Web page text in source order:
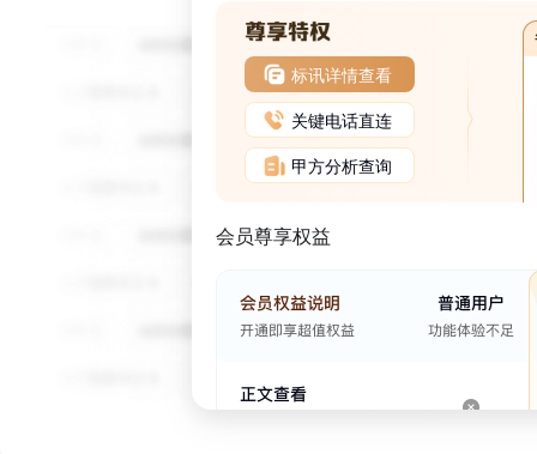
标讯详情查看
关键电话直连
甲方分析查询
会员尊享权益